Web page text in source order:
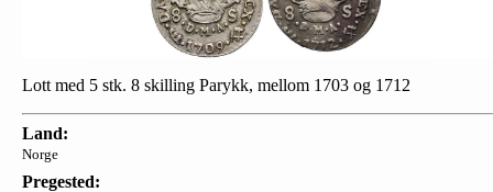
Lott med 5 stk. 8 skilling Parykk, mellom 1703 og 1712
Land:
Norge
Pregested: